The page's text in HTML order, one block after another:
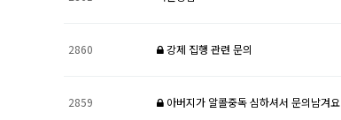
2860 강제 집행 관련 문의
2859 아버지가 알콜중독 심하셔서 문의남겨요